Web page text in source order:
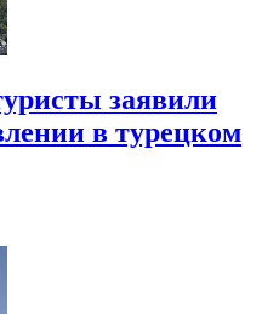
заявили
в турецком